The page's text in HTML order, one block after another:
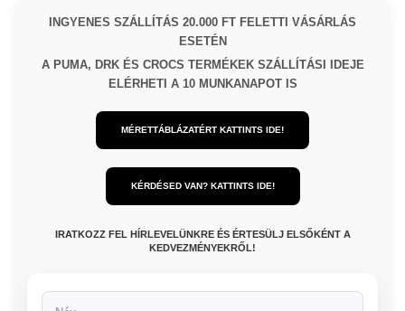
INGYENES SZÁLLÍTÁS 20.000 FT FELETTI VÁSÁRLÁS
ESETÉN
A PUMA, DRK ÉS CROCS TERMÉKEK SZÁLLÍTÁSI IDEJE
ELÉRHETI A 10 MUNKANAPOT IS
MÉRETTÁBLÁZATÉRT KATTINTS IDE!
KÉRDÉSED VAN? KATTINTS IDE!
IRATKOZZ FEL HÍRLEVELÜNKRE ÉS ÉRTESÜLJ ELSŐKÉNT A
KEDVEZMÉNYEKRŐL!